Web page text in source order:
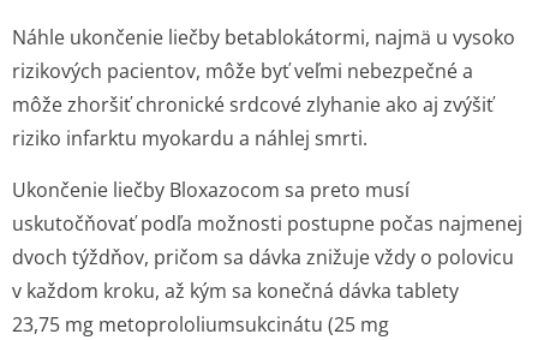
Náhle ukončenie liečby betablokátormi, najmä u vysoko
rizikových pacientov, môže byť veľmi nebezpečné a
môže zhoršiť chronické srdcové zlyhanie ako aj zvýšiť
riziko infarktu myokardu a náhlej smrti.
Ukončenie liečby Bloxazocom sa preto musí
uskutočňovať podľa možnosti postupne počas najmenej
dvoch týždňov, pričom sa dávka znižuje vždy o polovicu
v každom kroku, až kým sa konečná dávka tablety
23,75 mg metoprololium­sukcinátu (25 mg